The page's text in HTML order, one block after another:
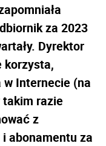
za 2023
Dyrektor
korzysta,
Internecie (na
razie
z
abonamentu za